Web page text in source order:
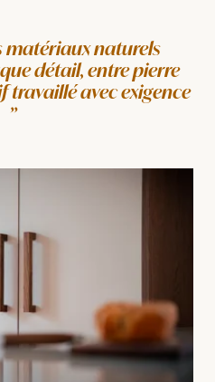
matériaux naturels
détail, entre pierre
travaillé avec exigence